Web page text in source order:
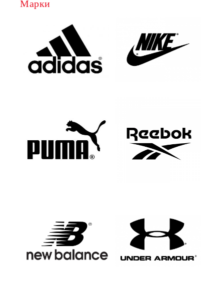
Марки